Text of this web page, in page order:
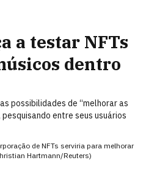
a testar NFTs
dentro
possibilidades de “melhorar as
entre seus usuários
de NFTs serviria para melhorar
Hartmann/Reuters)